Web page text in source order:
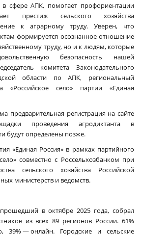
в сфере АПК, помогает профориентации
престиж сельского хозяйства
к аграрному труду. Уверен, что
формируется осознанное отношение
труду, но и к людям, которые
безопасность нашей
комитета Законодательного
области по АПК, региональный
«Российское село» партии «Единая
предварительная регистрация на сайте
проведения агродиктанта в
будут определены позже.
«Единая Россия» в рамках партийного
совместно с Россельхозбанком при
сельского хозяйства Российской
министерств и ведомств.
в октябре 2025 года, собрал
из всех 89 регионов России. 61%
39% — онлайн. Городские и сельские